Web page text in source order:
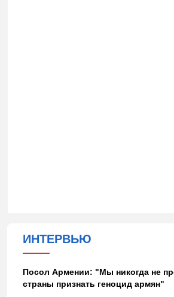
ИНТЕРВЬЮ
Посол Армении: "Мы никогда не
страны признать геноцид армян"